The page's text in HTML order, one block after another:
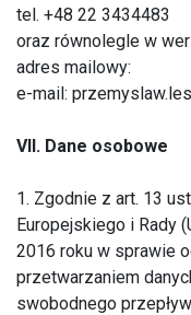
tel. +48 22 3434483
oraz równolegle w
adres mailowy:
e-mail:
VII. Dane osobowe
1. Zgodnie z art. 13
Europejskiego i Rady
2016 roku w sprawie
przetwarzaniem
swobodnego